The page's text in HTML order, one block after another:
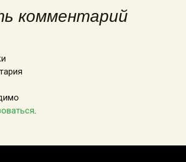
комментарий
.